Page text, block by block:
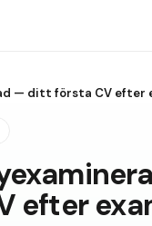
— ditt första CV efter
efter